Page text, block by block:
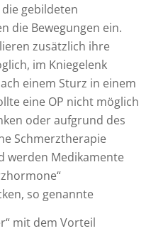
gebildeten
die Bewegungen ein.
zusätzlich ihre
im Kniegelenk
einem Sturz in einem
eine OP nicht möglich
oder aufgrund des
Schmerztherapie
werden Medikamente
so genannte
mit dem Vorteil